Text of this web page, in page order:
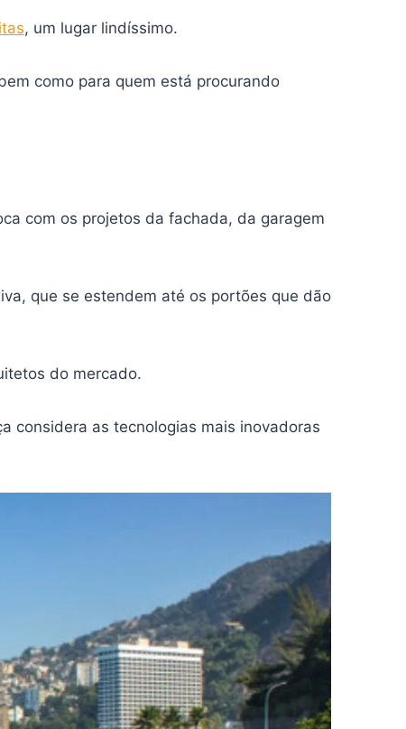
, um lugar lindíssimo.
como para quem está procurando
com os projetos da fachada, da garagem
que se estendem até os portões que dão
do mercado.
considera as tecnologias mais inovadoras